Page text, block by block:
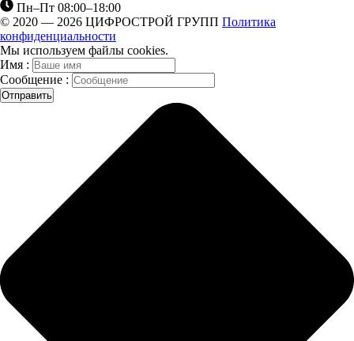
Пн–Пт 08:00–18:00
© 2020 — 2026 ЦИФРОСТРОЙ ГРУПП Политика
конфиденциальности
Мы используем файлы cookies.
Имя :
Сообщение :
Отправить